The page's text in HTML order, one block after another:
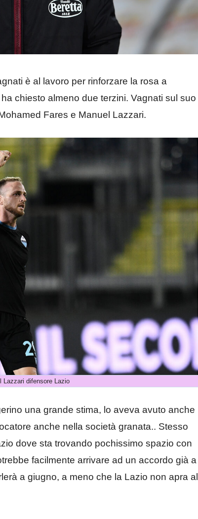
è al lavoro per rinforzare la rosa a
chiesto almeno due terzini. Vagnati sul suo
Fares e Manuel Lazzari.
Lazzari difensore Lazio
una grande stima, lo aveva avuto anche
anche nella società granata.. Stesso
dove sta trovando pochissimo spazio con
facilmente arrivare ad un accordo già a
a giugno, a meno che la Lazio non apra al